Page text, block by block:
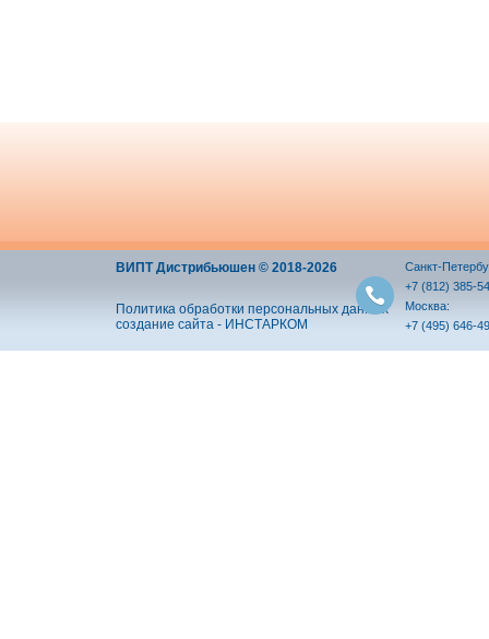
ВИПТ Дистрибьюшен © 2018-2026
Политика обработки персональных данных
создание сайта - ИНСТАРКОМ
Санкт-
+7 (812) 385-
Москва:
+7 (495) 646-